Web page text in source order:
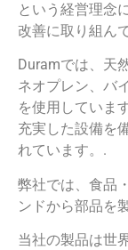
という経営理念
改善に取り組ん
Duramでは、天
ネオプレン、バ
を使用していま
充実した設備を
れています。.
弊社では、食品
ンドから部品を
当社の製品は世